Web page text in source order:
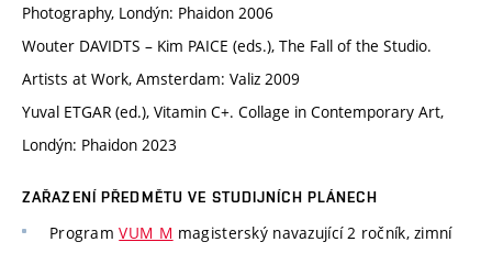
Photography, Londýn: Phaidon 2006
Wouter DAVIDTS – Kim PAICE (eds.), The Fall of the Studio.
Artists at Work, Amsterdam: Valiz 2009
Yuval ETGAR (ed.), Vitamin C+. Collage in Contemporary Art,
Londýn: Phaidon 2023
ZAŘAZENÍ PŘEDMĚTU VE STUDIJNÍCH PLÁNECH
ProgramVUM_M magisterský navazující 2 ročník, zimní